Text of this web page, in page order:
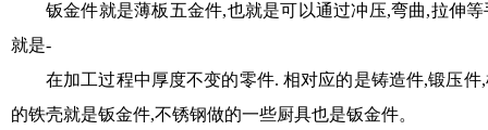
钣金件就是薄板五金件,也就是可以通过冲压,弯曲,拉伸
就是-
在加工过程中厚度不变的零件. 相对应的是铸造件,锻压
的铁壳就是钣金件,不锈钢做的一些厨具也是钣金件。